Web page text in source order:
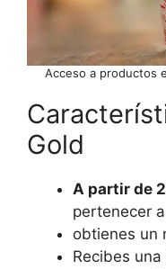
Acceso a productos
Gold
A partir de
pertenecer
obtienes un
Recibes